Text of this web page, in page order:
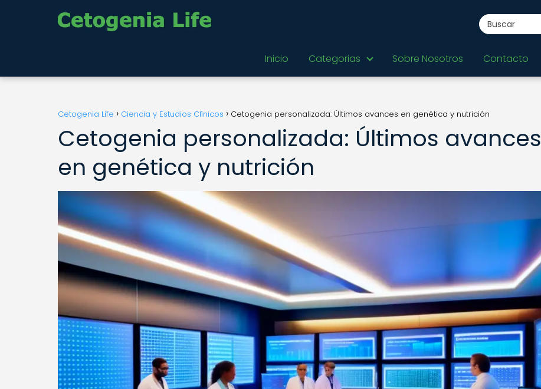
Inicio Categorias Sobre Nosotros Contacto
Cetogenia Life Ciencia y Estudios Clínicos Cetogenia personalizada: Últimos avances en genética y nutrición
Cetogenia personalizada: Últimos avances
en genética y nutrición